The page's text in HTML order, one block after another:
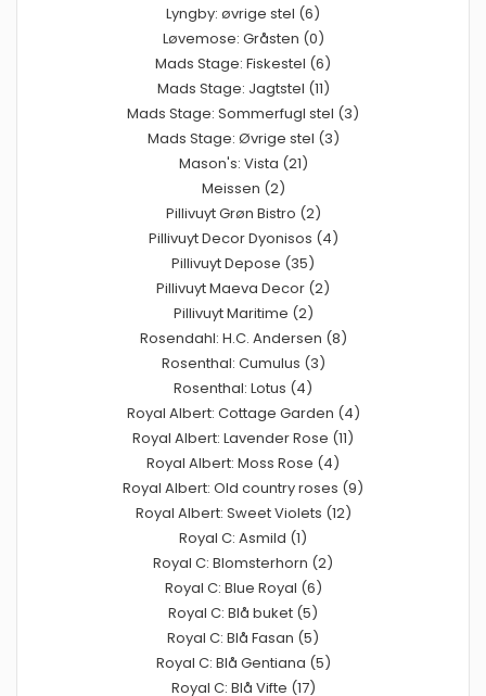
Lyngby: øvrige stel (6)
Løvemose: Gråsten (0)
Mads Stage: Fiskestel (6)
Mads Stage: Jagtstel (11)
Mads Stage: Sommerfugl stel (3)
Mads Stage: Øvrige stel (3)
Mason's: Vista (21)
Meissen (2)
Pillivuyt Grøn Bistro (2)
Pillivuyt Decor Dyonisos (4)
Pillivuyt Depose (35)
Pillivuyt Maeva Decor (2)
Pillivuyt Maritime (2)
Rosendahl: H.C. Andersen (8)
Rosenthal: Cumulus (3)
Rosenthal: Lotus (4)
Royal Albert: Cottage Garden (4)
Royal Albert: Lavender Rose (11)
Royal Albert: Moss Rose (4)
Royal Albert: Old country roses (9)
Royal Albert: Sweet Violets (12)
Royal C: Asmild (1)
Royal C: Blomsterhorn (2)
Royal C: Blue Royal (6)
Royal C: Blå buket (5)
Royal C: Blå Fasan (5)
Royal C: Blå Gentiana (5)
Royal C: Blå Vifte (17)